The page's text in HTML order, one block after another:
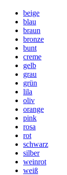
beige
blau
braun
bronze
bunt
creme
gelb
grau
grün
lila
oliv
orange
pink
rosa
rot
schwarz
silber
weinrot
weiß